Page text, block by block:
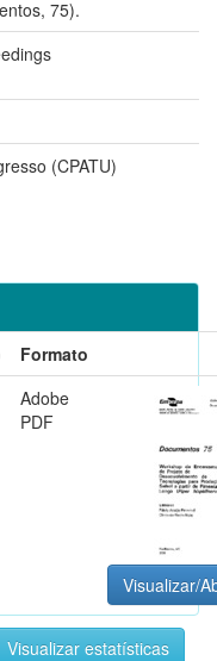
75).
(CPATU)
Formato
Adobe
PDF
Visualizar/
Visualizar estatísticas